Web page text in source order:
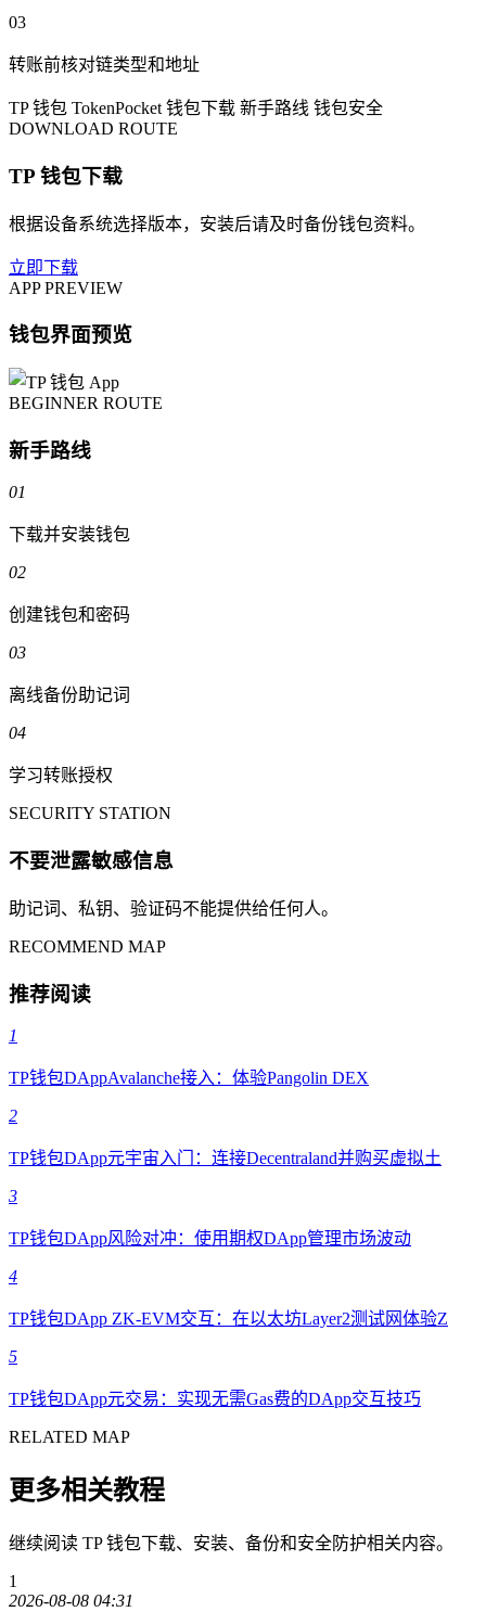
03
转账前核对链类型和地址
TP 钱包 TokenPocket 钱包下载 新手路线 钱包安全
DOWNLOAD ROUTE
TP 钱包下载
根据设备系统选择版本，安装后请及时备份钱包资料。
立即下载
APP PREVIEW
钱包界面预览
BEGINNER ROUTE
新手路线
01
下载并安装钱包
02
创建钱包和密码
03
离线备份助记词
04
学习转账授权
SECURITY STATION
不要泄露敏感信息
助记词、私钥、验证码不能提供给任何人。
RECOMMEND MAP
推荐阅读
1
TP钱包DAppAvalanche接入：体验Pangolin DEX
2
TP钱包DApp元宇宙入门：连接Decentraland并购买虚拟土
3
TP钱包DApp风险对冲：使用期权DApp管理市场波动
4
TP钱包DApp ZK-EVM交互：在以太坊Layer2测试网体验Z
5
TP钱包DApp元交易：实现无需Gas费的DApp交互技巧
RELATED MAP
更多相关教程
继续阅读 TP 钱包下载、安装、备份和安全防护相关内容。
1
2026-08-08 04:31